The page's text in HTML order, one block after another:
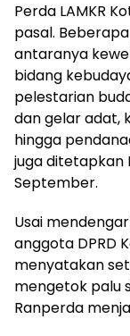
Perda LAMKR
pasal.
antaranya
bidang
pelestarian
dan gelar adat,
hingga
juga ditetapkan
September.
Usai
anggota DPRD
menyatakan
mengetok palu
Ranperda